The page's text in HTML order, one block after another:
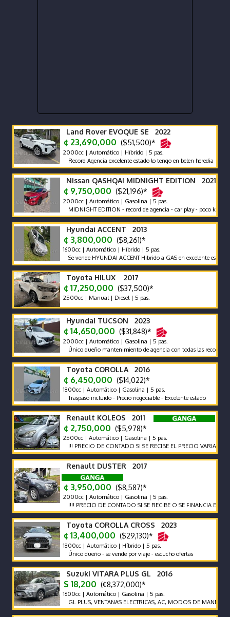
Land Rover EVOQUE SE 2022
¢ 23,690,000 ($51,500)*
2000cc | Automático | Híbrido | 5 pas.
Record Agencia excelente estado lo tengo en belen heredia
Nissan QASHQAI MIDNIGHT EDITION 2021
¢ 9,750,000 ($21,196)*
2000cc | Automático | Gasolina | 5 pas.
MIDNIGHT EDITION - record de agencia - car play - poco km un solo
Hyundai ACCENT 2013
¢ 3,800,000 ($8,261)*
1600cc | Automático | Híbrido | 5 pas.
Se vende HYUNDAI ACCENT Hibrido a GAS en excelente estado
Toyota HILUX 2017
¢ 17,250,000 ($37,500)*
2500cc | Manual | Diesel | 5 pas.
Hyundai TUCSON 2023
¢ 14,650,000 ($31,848)*
2000cc | Automático | Gasolina | 5 pas.
Único dueño mantenimiento de agencia con todas las
Toyota COROLLA 2016
¢ 6,450,000 ($14,022)*
1800cc | Automático | Gasolina | 5 pas.
Traspaso incluido - Precio negociable - Excelente estado
Renault KOLEOS 2011
¢ 2,750,000 ($5,978)*
2500cc | Automático | Gasolina | 5 pas.
!!! PRECIO DE CONTADO SI SE RECIBE EL PRECIO VARIA !!!
Renault DUSTER 2017
¢ 3,950,000 ($8,587)*
2000cc | Automático | Gasolina | 5 pas.
!!!! PRECIO DE CONTADO SI SE RECIBE O SE FINANCIA EL PRECIO
Toyota COROLLA CROSS 2023
¢ 13,400,000 ($29,130)*
1800cc | Automático | Híbrido | 5 pas.
Único dueño - se vende por viaje - escucho ofertas
Suzuki VITARA PLUS GL 2016
$ 18,200 (¢8,372,000)*
1600cc | Automático | Gasolina | 5 pas.
GL PLUS, VENTANAS ELECTRICAS, AC, MODOS DE MANEJO, BT,